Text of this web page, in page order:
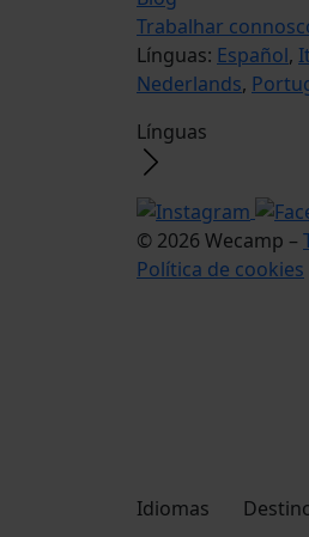
Trabalhar
Línguas: Español,
Nederlands,
Línguas
© 2026 Wecamp –
Política de cookies
Idiomas